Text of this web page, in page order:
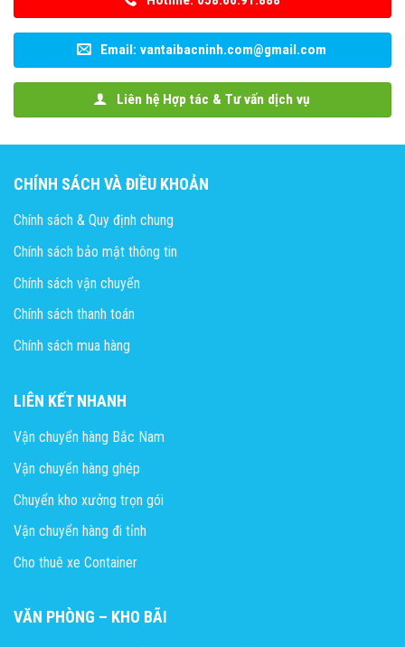
Email: vantaibacninh.com@gmail.com
Liên hệ Hợp tác & Tư vấn dịch vụ
CHÍNH SÁCH VÀ ĐIỀU KHOẢN
Chính sách & Quy định chung
Chính sách bảo mật thông tin
Chính sách vận chuyển
Chính sách thanh toán
Chính sách mua hàng
LIÊN KẾT NHANH
Vận chuyển hàng Bắc Nam
Vận chuyển hàng ghép
Chuyển kho xưởng trọn gói
Vận chuyển hàng đi tỉnh
Cho thuê xe Container
VĂN PHÒNG – KHO BÃI